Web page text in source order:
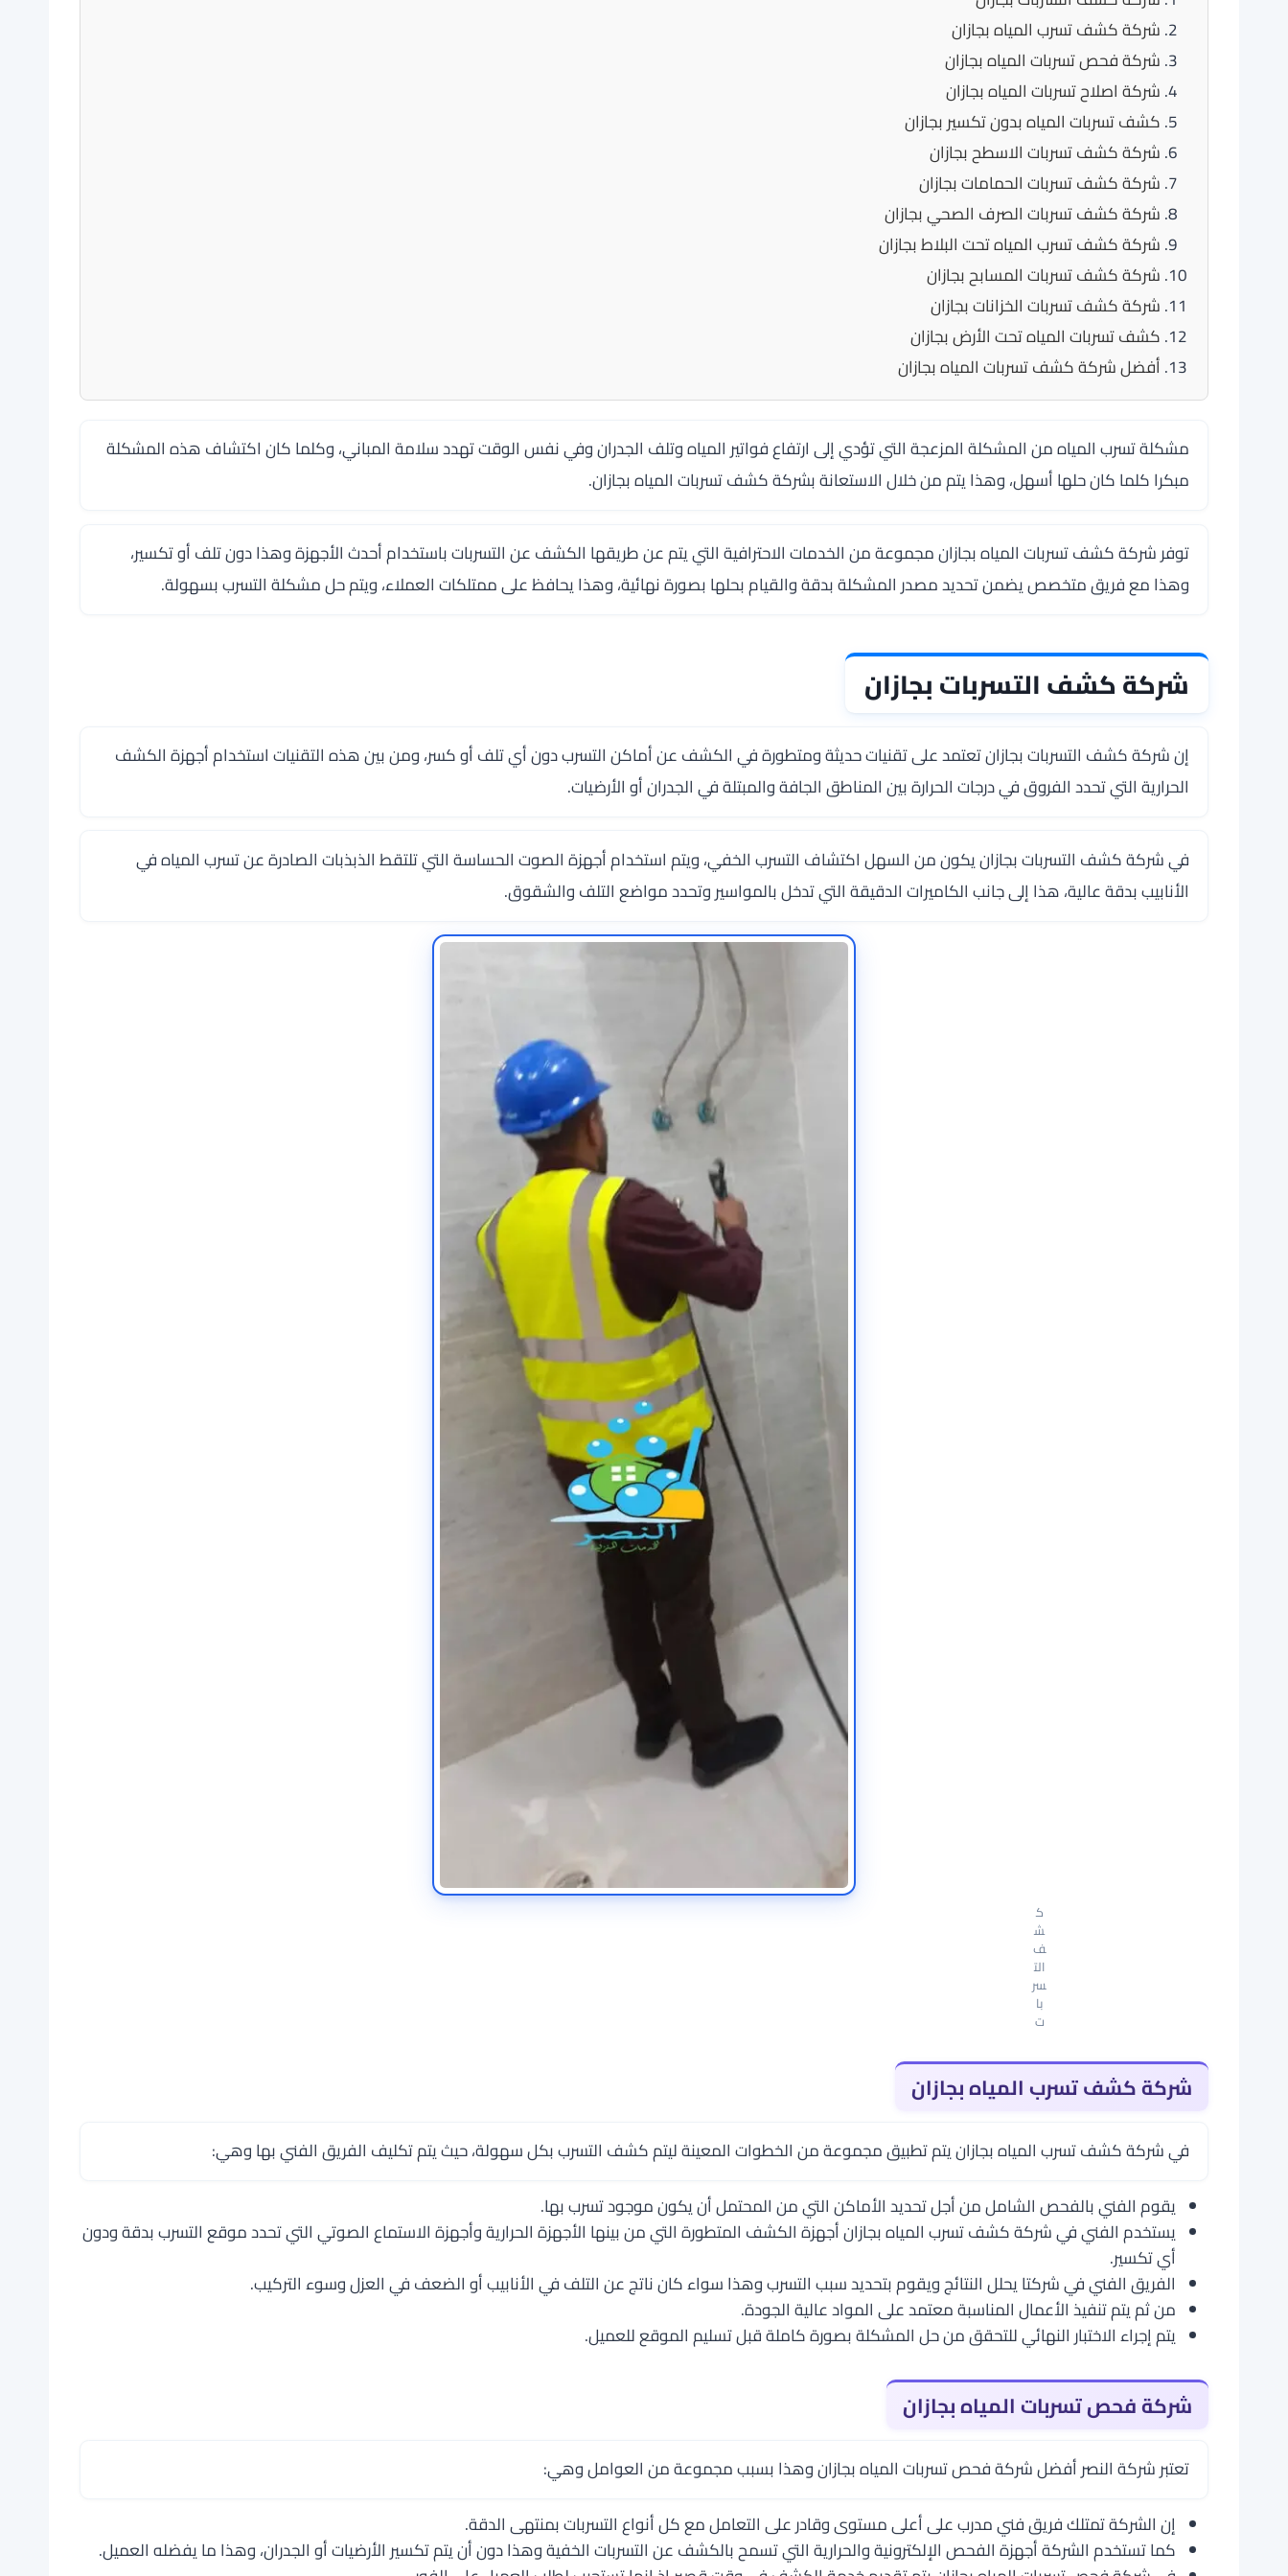
شركة كشف تسرب المياه بجازان
شركة فحص تسربات المياه بجازان
شركة اصلاح تسربات المياه بجازان
كشف تسربات المياه بدون تكسير بجازان
شركة كشف تسربات الاسطح بجازان
شركة كشف تسربات الحمامات بجازان
شركة كشف تسربات الصرف الصحي بجازان
شركة كشف تسرب المياه تحت البلاط بجازان
شركة كشف تسربات المسابح بجازان
شركة كشف تسربات الخزانات بجازان
كشف تسربات المياه تحت الأرض بجازان
أفضل شركة كشف تسربات المياه بجازان
مشكلة تسرب المياه من المشكلة المزعجة التي تؤدي إلى ارتفاع فواتير المياه وتلف الجدران وفي نفس الوقت تهدد سلامة المباني، وكلما كان اكتشاف هذه المشكلة
مبكرا كلما كان حلها أسهل، وهذا يتم من خلال الاستعانة بشركة كشف تسربات المياه بجازان.
توفر شركة كشف تسربات المياه بجازان مجموعة من الخدمات الاحترافية التي يتم عن طريقها الكشف عن التسربات باستخدام أحدث الأجهزة وهذا دون تلف أو تكسير،
وهذا مع فريق متخصص يضمن تحديد مصدر المشكلة بدقة والقيام بحلها بصورة نهائية، وهذا يحافظ على ممتلكات العملاء، ويتم حل مشكلة التسرب بسهولة.
شركة كشف التسربات بجازان
إن شركة كشف التسربات بجازان تعتمد على تقنيات حديثة ومتطورة في الكشف عن أماكن التسرب دون أي تلف أو كسر، ومن بين هذه التقنيات استخدام أجهزة الكشف
الحرارية التي تحدد الفروق في درجات الحرارة بين المناطق الجافة والمبتلة في الجدران أو الأرضيات.
في شركة كشف التسربات بجازان يكون من السهل اكتشاف التسرب الخفي، ويتم استخدام أجهزة الصوت الحساسة التي تلتقط الذبذبات الصادرة عن تسرب المياه في
الأنابيب بدقة عالية، هذا إلى جانب الكاميرات الدقيقة التي تدخل بالمواسير وتحدد مواضع التلف والشقوق.
ك
ش
ف
الت
سر
با
ت
شركة كشف تسرب المياه بجازان
في شركة كشف تسرب المياه بجازان يتم تطبيق مجموعة من الخطوات المعينة ليتم كشف التسرب بكل سهولة، حيث يتم تكليف الفريق الفني بها وهي:
يقوم الفني بالفحص الشامل من أجل تحديد الأماكن التي من المحتمل أن يكون موجود تسرب بها.
يستخدم الفني في شركة كشف تسرب المياه بجازان أجهزة الكشف المتطورة التي من بينها الأجهزة الحرارية وأجهزة الاستماع الصوتي التي تحدد موقع التسرب بدقة ودون
أي تكسير.
الفريق الفني في شركتا يحلل النتائج ويقوم بتحديد سبب التسرب وهذا سواء كان ناتج عن التلف في الأنابيب أو الضعف في العزل وسوء التركيب.
من ثم يتم تنفيذ الأعمال المناسبة معتمد على المواد عالية الجودة.
يتم إجراء الاختبار النهائي للتحقق من حل المشكلة بصورة كاملة قبل تسليم الموقع للعميل.
شركة فحص تسربات المياه بجازان
تعتبر شركة النصر أفضل شركة فحص تسربات المياه بجازان وهذا بسبب مجموعة من العوامل وهي:
إن الشركة تمتلك فريق فني مدرب على أعلى مستوى وقادر على التعامل مع كل أنواع التسربات بمنتهى الدقة.
كما تستخدم الشركة أجهزة الفحص الإلكترونية والحرارية التي تسمح بالكشف عن التسربات الخفية وهذا دون أن يتم تكسير الأرضيات أو الجدران، وهذا ما يفضله العميل.